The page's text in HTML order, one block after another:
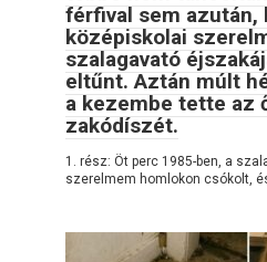
férfival sem azután,
középiskolai
szalagavató
eltűnt. Aztán múlt
a kezembe tette az
zakódíszét.
1. rész: Öt perc 1985-ben, a
szerelmem homlokon csókolt,